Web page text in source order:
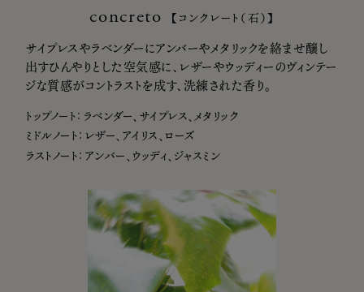
concreto 【コンクレート（石）】
サイプレスやラベンダーにアンバーやメタリックを絡ませ醸し
出すひんやりとした空気感に、レザーやウッディーのヴィンテー
ジな質感がコントラストを成す、洗練された香り。
トップノート：ラベンダー、サイプレス、メタリック
ミドルノート：レザー、アイリス、ローズ
ラストノート：アンバー、ウッディ、ジャスミン